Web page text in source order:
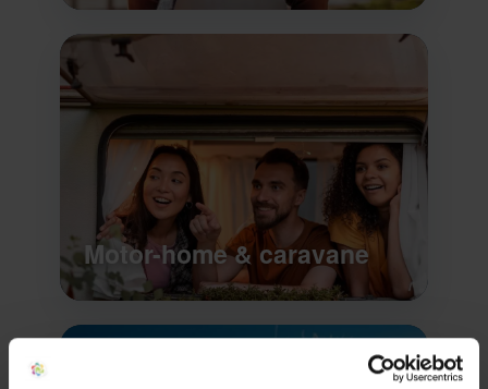
Motor-home & caravane